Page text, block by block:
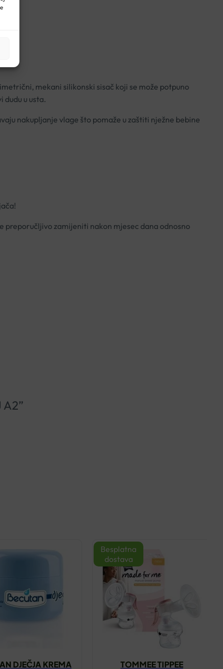
mekani silikonski sisač koji se može potpuno
dudu u usta.
nakupljanje vlage što pomaže u zaštiti nježne bebine
preporučljivo zamijeniti nakon mjesec dana odnosno
DJEČJA KREMA
TOMMEE TIPPEE
Besplatna
dostava